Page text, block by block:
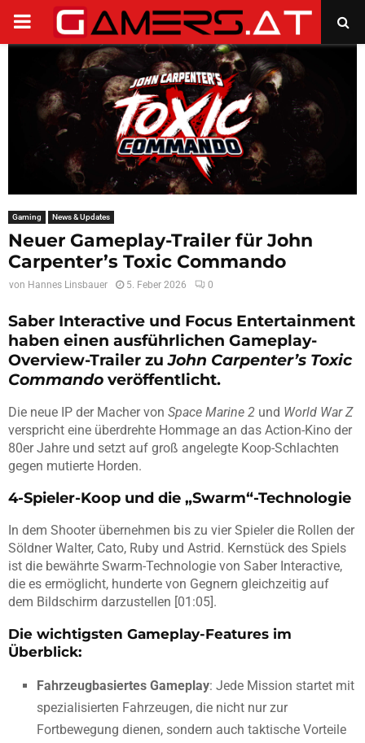
PRIMARY
MENU
Gaming News & Updates
Neuer Gameplay-Trailer für John
Carpenter’s Toxic Commando
von Hannes Linsbauer 5. Feber 2026 0
Saber Interactive und Focus Entertainment
haben einen ausführlichen Gameplay-
Overview-Trailer zuJohn Carpenter’s Toxic
Commando veröffentlicht.
Die neue IP der Macher von Space Marine 2 und World War Z
verspricht eine überdrehte Hommage an das Action-Kino der
80er Jahre und setzt auf groß angelegte Koop-Schlachten
gegen mutierte Horden.
4-Spieler-Koop und die „Swarm“-Technologie
In dem Shooter übernehmen bis zu vier Spieler die Rollen der
Söldner Walter, Cato, Ruby und Astrid. Kernstück des Spiels
ist die bewährte Swarm-Technologie von Saber Interactive,
die es ermöglicht, hunderte von Gegnern gleichzeitig auf
dem Bildschirm darzustellen [01:05].
Die wichtigsten Gameplay-Features im
Überblick:
Fahrzeugbasiertes Gameplay: Jede Mission startet mit
spezialisierten Fahrzeugen, die nicht nur zur
Fortbewegung dienen, sondern auch taktische Vorteile